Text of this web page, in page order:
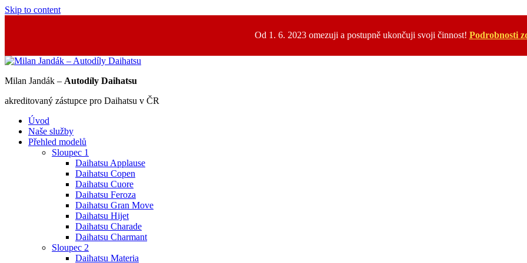
Skip to content
Od 1. 6. 2023 omezuji a postupně ukončuji svoji činnost! Podrobnosti
Milan Jandák – Autodíly Daihatsu
akreditovaný zástupce pro Daihatsu v ČR
Úvod
Naše služby
Přehled modelů
Sloupec 1
Daihatsu Applause
Daihatsu Copen
Daihatsu Cuore
Daihatsu Feroza
Daihatsu Gran Move
Daihatsu Hijet
Daihatsu Charade
Daihatsu Charmant
Sloupec 2
Daihatsu Materia